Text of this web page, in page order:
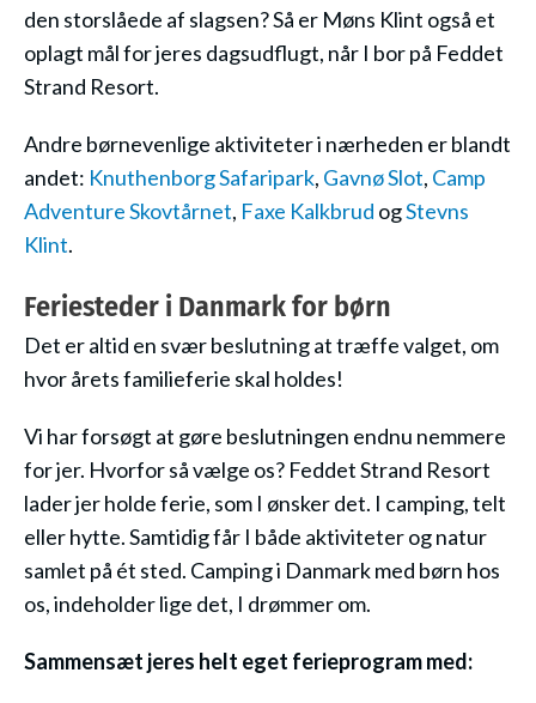
den storslåede af slagsen? Så er Møns Klint også et
oplagt mål for jeres dagsudflugt, når I bor på Feddet
Strand Resort.
Andre børnevenlige aktiviteter i nærheden er blandt
andet: Knuthenborg Safaripark, Gavnø Slot, Camp
Adventure Skovtårnet, Faxe Kalkbrud ogStevns
Klint.
Feriesteder i Danmark for børn
Det er altid en svær beslutning at træffe valget, om
hvor årets familieferie skal holdes!
Vi har forsøgt at gøre beslutningen endnu nemmere
for jer. Hvorfor så vælge os? Feddet Strand Resort
lader jer holde ferie, som I ønsker det. I camping, telt
eller hytte. Samtidig får I både aktiviteter og natur
samlet på ét sted. Camping i Danmark med børn hos
os, indeholder lige det, I drømmer om.
Sammensæt jeres helt eget ferieprogram med: